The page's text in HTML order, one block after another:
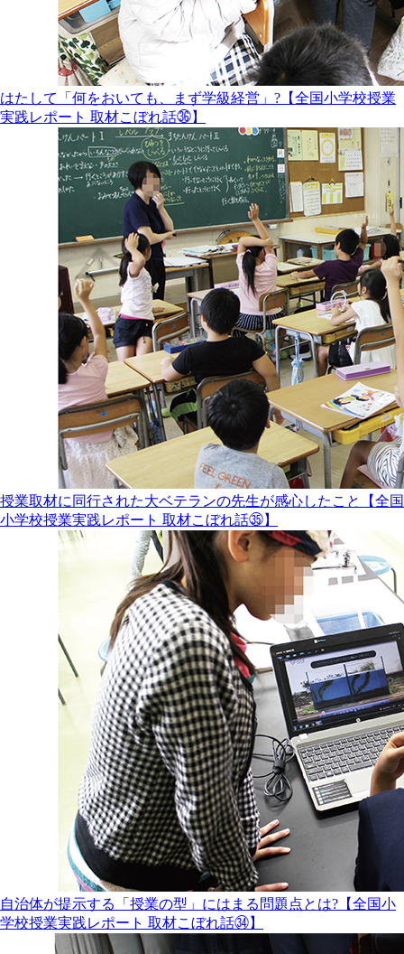
はたして「何をおいても、まず学級経営」?【全国小学校授業
実践レポート 取材こぼれ話㊱】
授業取材に同行された大ベテランの先生が感心したこと【全国
小学校授業実践レポート 取材こぼれ話㉟】
自治体が提示する「授業の型」にはまる問題点とは?【全国小
学校授業実践レポート 取材こぼれ話㉞】